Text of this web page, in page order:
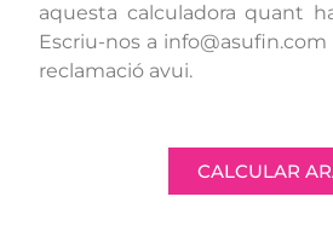
aquesta calculadora quant
Escriu-nos a
reclamació avui.
CALCULAR